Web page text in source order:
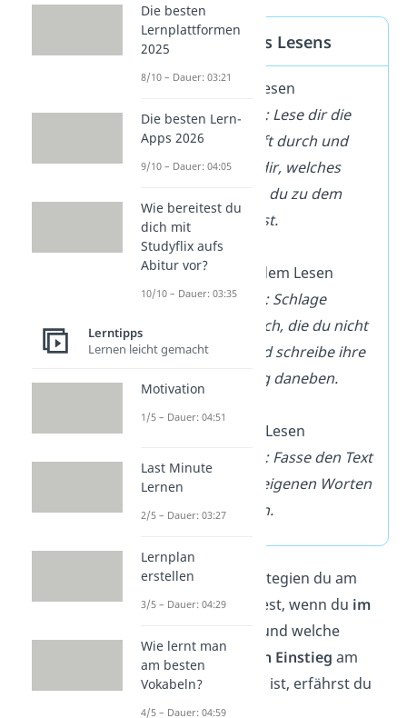
3 Phasen des Lesens
vordem Lesen
→ Beispiel: Lese dir die
Überschrift durch und
überlege dir, welches
Vorwissen du zu dem
Thema hast.
während
dem Lesen
→ Beispiel: Schlage
Wörter nach, die du nicht
kennst und schreibe ihre
Bedeutung daneben.
dem Lesen
→ Beispiel: Fasse den Text
in deinen eigenen Worten
zusammen.
Welche Lesestrategien du am
besten anwendest, wenn du im
arbeitest und welche
Strategie für
den Einstieg am
besten geeignet ist, erfährst du
jetzt.
Die besten
Lernplattformen
2025
8/10 – Dauer: 03:21
Die besten Lern-
Apps 2026
9/10 – Dauer: 04:05
Wie bereitest du
dich mit
Studyflix aufs
Abitur vor?
10/10 – Dauer: 03:35
Lerntipps
Lernen leicht gemacht
Motivation
1/5 – Dauer: 04:51
Last Minute
Lernen
2/5 – Dauer: 03:27
Lernplan
erstellen
3/5 – Dauer: 04:29
Wie lernt man
am besten
Vokabeln?
4/5 – Dauer: 04:59